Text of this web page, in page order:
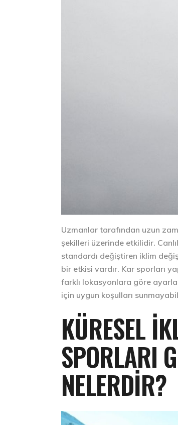
Uzmanlar tarafından uzun
şekilleri üzerinde etkilidir.
standardı değiştiren iklim
bir etkisi vardır. Kar sporları
farklı lokasyonlara göre
için uygun koşulları
KÜRESEL
SPORLARI
NELERDIR?